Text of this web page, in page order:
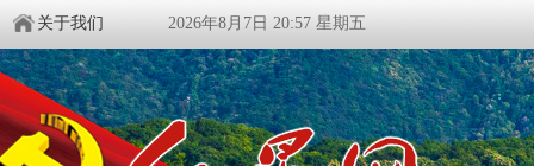
关于我们 2026年8月7日 20:57 星期五